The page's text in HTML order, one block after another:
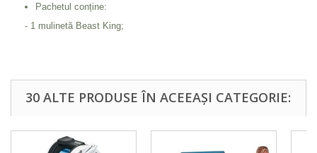
Pachetul conține:
- 1 mulinetă Beast King;
30 ALTE PRODUSE ÎN ACEEAȘI CATEGORIE: